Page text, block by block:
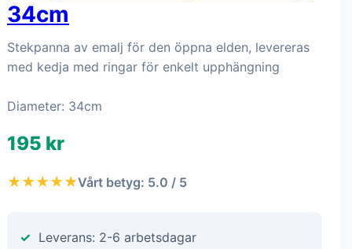
34cm
Stekpanna av emalj för den öppna elden, levereras
med kedja med ringar för enkelt upphängning
Diameter: 34cm
195 kr
★★★★★Vårt betyg: 5.0 / 5
Leverans: 2-6 arbetsdagar